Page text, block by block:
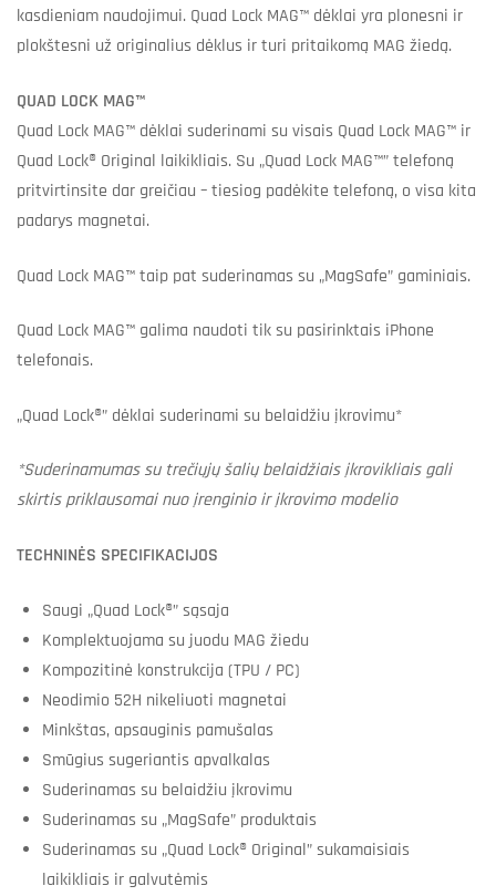
kasdieniam naudojimui. Quad Lock MAG™ dėklai yra plonesni ir
plokštesni už originalius dėklus ir turi pritaikomą MAG žiedą.
QUAD LOCK MAG™
Quad Lock MAG™ dėklai suderinami su visais Quad Lock MAG™ ir
Quad Lock® Original laikikliais. Su „Quad Lock MAG™” telefoną
pritvirtinsite dar greičiau – tiesiog padėkite telefoną, o visa kita
padarys magnetai.
Quad Lock MAG™ taip pat suderinamas su „MagSafe” gaminiais.
Quad Lock MAG™ galima naudoti tik su pasirinktais iPhone
telefonais.
„Quad Lock®” dėklai suderinami su belaidžiu įkrovimu*
*Suderinamumas su trečiųjų šalių belaidžiais įkrovikliais gali
skirtis priklausomai nuo įrenginio ir įkrovimo modelio
TECHNINĖS SPECIFIKACIJOS
Saugi „Quad Lock®” sąsaja
Komplektuojama su juodu MAG žiedu
Kompozitinė konstrukcija (TPU / PC)
Neodimio 52H nikeliuoti magnetai
Minkštas, apsauginis pamušalas
Smūgius sugeriantis apvalkalas
Suderinamas su belaidžiu įkrovimu
Suderinamas su „MagSafe” produktais
Suderinamas su „Quad Lock® Original” sukamaisiais
laikikliais ir galvutėmis